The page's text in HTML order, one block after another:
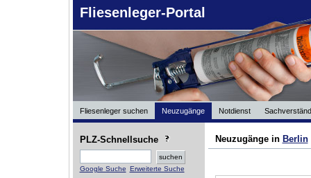
Fliesenleger-Portal
Fliesenleger suchen Neuzugänge Notdienst
PLZ-Schnellsuche
Google Suche Erweiterte Suche
Neuzugänge in Berlin